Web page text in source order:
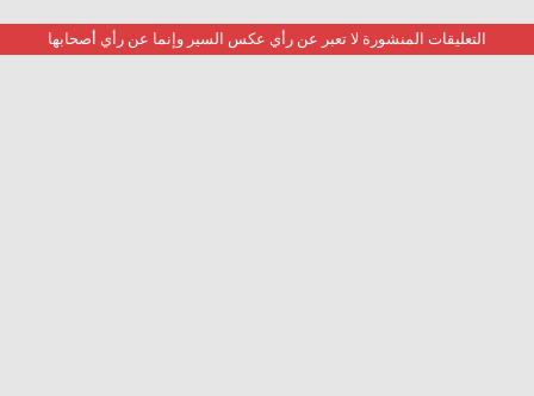
التعليقات المنشورة لا تعبر عن رأي عكس السير وإنما عن رأي أصحابها